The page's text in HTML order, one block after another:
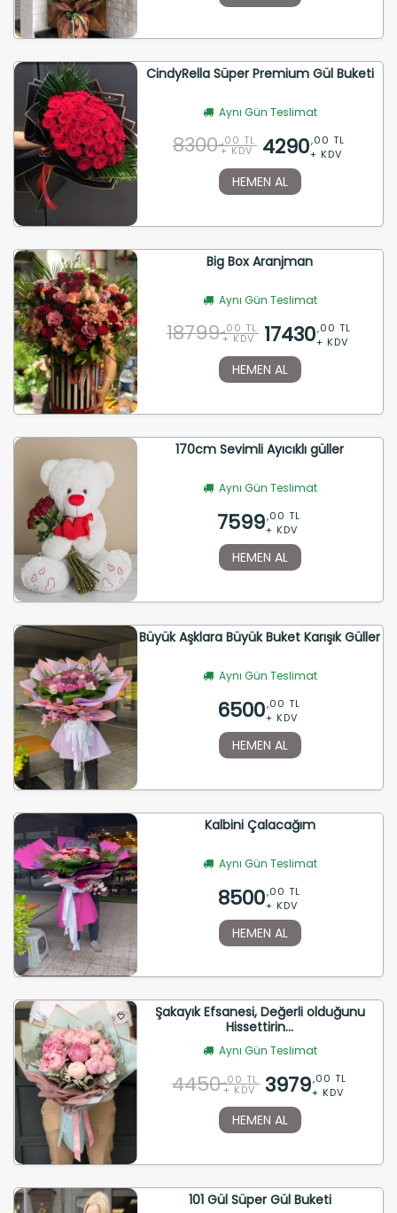
CindyRella Süper Premium Gül Buketi
Aynı Gün Teslimat
8300 ,00 TL
+ KDV 4290,00 TL
+ KDV
HEMEN AL
Big Box Aranjman
Aynı Gün Teslimat
18799 ,00 TL
+ KDV 17430,00 TL
+ KDV
HEMEN AL
170cm Sevimli Ayıcıklı güller
Aynı Gün Teslimat
7599,00 TL
+ KDV
HEMEN AL
Büyük Aşklara Büyük Buket Karışık Güller
Aynı Gün Teslimat
6500,00 TL
+ KDV
HEMEN AL
Kalbini Çalacağım
Aynı Gün Teslimat
8500,00 TL
+ KDV
HEMEN AL
Şakayık Efsanesi, Değerli olduğunu
Hissettirin...
Aynı Gün Teslimat
4450 ,00 TL
+ KDV 3979,00 TL
+ KDV
HEMEN AL
101 Gül Süper Gül Buketi